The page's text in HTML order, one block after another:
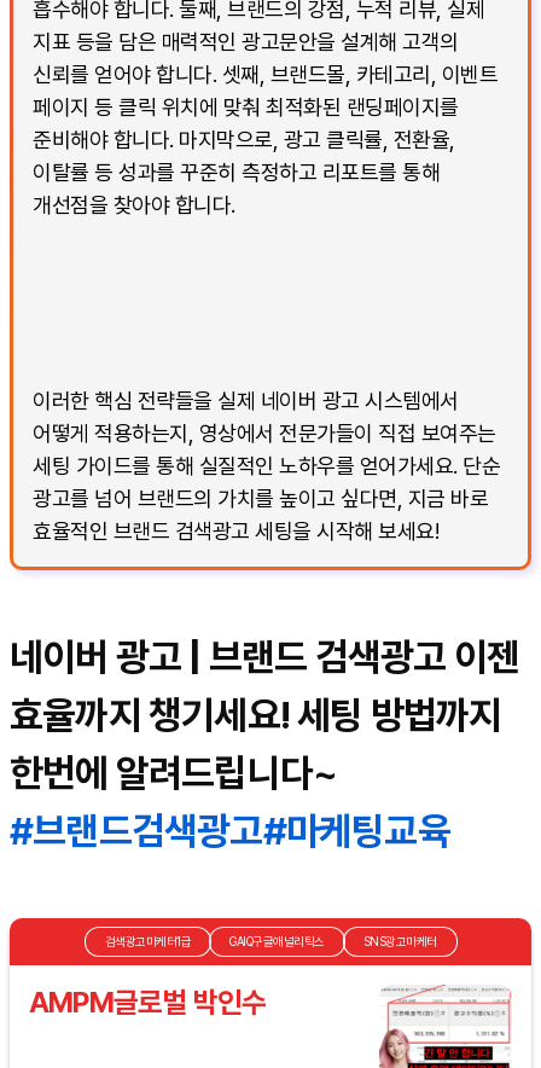
흡수해야 합니다. 둘째, 브랜드의 강점, 누적 리뷰, 실제
지표 등을 담은 매력적인 광고문안을 설계해 고객의
신뢰를 얻어야 합니다. 셋째, 브랜드몰, 카테고리, 이벤트
페이지 등 클릭 위치에 맞춰 최적화된 랜딩페이지를
준비해야 합니다. 마지막으로, 광고 클릭률, 전환율,
이탈률 등 성과를 꾸준히 측정하고 리포트를 통해
개선점을 찾아야 합니다.
이러한 핵심 전략들을 실제 네이버 광고 시스템에서
어떻게 적용하는지, 영상에서 전문가들이 직접 보여주는
세팅 가이드를 통해 실질적인 노하우를 얻어가세요. 단순
광고를 넘어 브랜드의 가치를 높이고 싶다면, 지금 바로
효율적인 브랜드 검색광고 세팅을 시작해 보세요!
네이버 광고 | 브랜드 검색광고 이젠
효율까지 챙기세요! 세팅 방법까지
한번에 알려드립니다~
#브랜드검색광고#마케팅교육
검색광고마케터1급 GAIQ구글애널리틱스 SNS광고마케터
AMPM글로벌 박인수